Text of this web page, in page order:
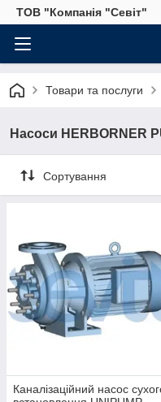
ТОВ "Компанія "Севіт"
Товари та послуги
Насоси HERBORNER
Сортування
Каналізаційний насос